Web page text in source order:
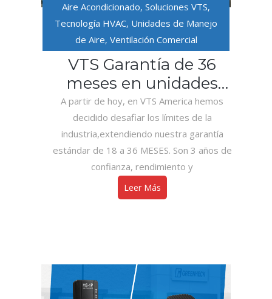
Aire Acondicionado, Soluciones VTS,
Tecnología HVAC, Unidades de Manejo
de Aire, Ventilación Comercial
VTS Garantía de 36
meses en unidades
manejadoras de aire
(UMA)
A partir de hoy, en VTS America hemos
decidido desafiar los límites de la
industria,extendiendo nuestra garantía
estándar de 18 a 36 MESES. Son 3 años de
confianza, rendimiento y
Leer Más